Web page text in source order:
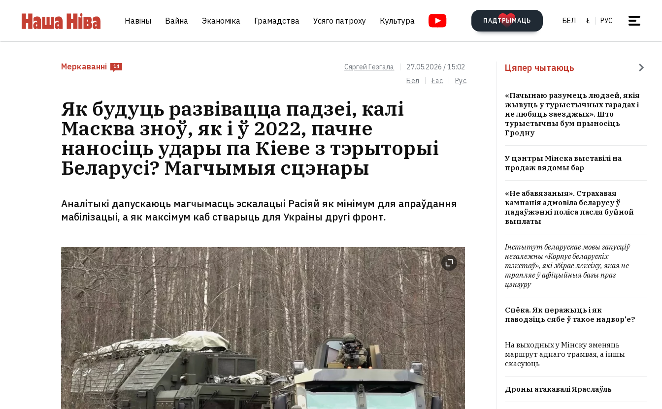
Навіны Вайна Эканоміка Грамадства Усяго патроху Культура ПАДТРЫМАЦЬ БЕЛ Ł РУС
Меркаванні 14 Сяргей Гезгала
27.05.2026 / 15:02
Бел
Łac Рус
Як будуць развівацца падзеі, калі
Масква зноў, як і ў 2022, пачне
наносіць удары па Кіеве з тэрыторыі
Беларусі? Магчымыя сцэнары
Аналітыкі дапускаюць магчымасць эскалацыі Расіяй як мінімум для апраўдання
мабілізацыі, а як максімум каб стварыць для Украіны другі фронт.
Цяпер чытаюць
«Пачынаю разумець людзей, якія
жывуць у турыстычных гарадах і
не любяць заезджых». Што
турыстычны бум прыносіць
Гродну
У цэнтры Мінска выставілі на
продаж вядомы бар
«Не абавязаныя». Страхавая
кампанія адмовіла беларусу ў
падаўжэнні поліса пасля буйной
выплаты
Інстытут беларускае мовы запусціў
незалежны «Корпус беларускіх
тэкстаў», які збірае лексіку, якая не
трапляе ў афіцыйныя базы праз
цэнзуру
Спёка. Як перажыць і як
паводзіць сябе ў такое надвор'е?
На выходных у Мінску зменяць
маршрут аднаго трамвая, а іншы
скасуюць
Дроны атакавалі Яраслаўль